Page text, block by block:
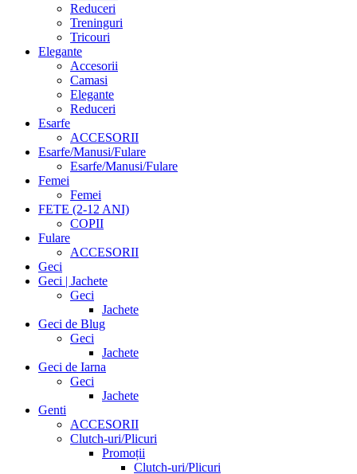
Reduceri
Treninguri
Tricouri
Elegante
Accesorii
Camasi
Elegante
Reduceri
Esarfe
ACCESORII
Esarfe/Manusi/Fulare
Esarfe/Manusi/Fulare
Femei
Femei
FETE (2-12 ANI)
COPII
Fulare
ACCESORII
Geci
Geci | Jachete
Geci
Jachete
Geci de Blug
Geci
Jachete
Geci de Iarna
Geci
Jachete
Genti
ACCESORII
Clutch-uri/Plicuri
Promoții
Clutch-uri/Plicuri